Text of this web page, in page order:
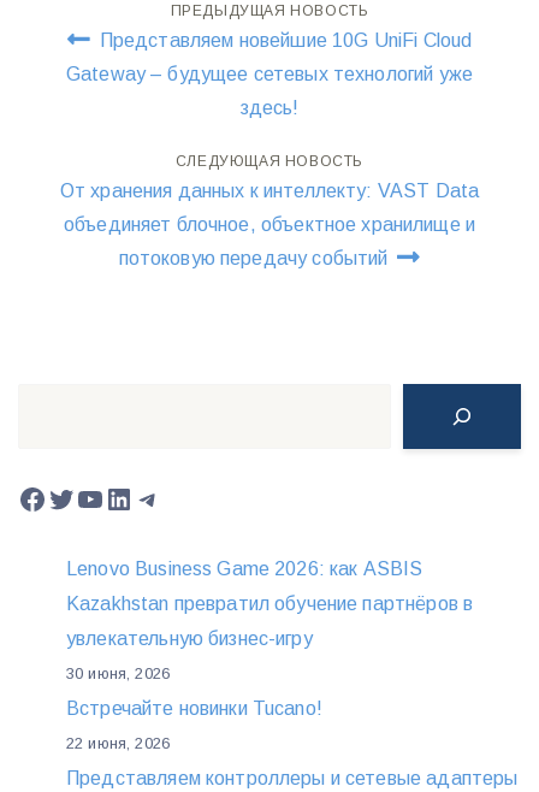
Навигация
по
ПРЕДЫДУЩАЯ НОВОСТЬ
Представляем новейшие 10G UniFi Cloud
Gateway – будущее сетевых технологий уже
здесь!
СЛЕДУЮЩАЯ НОВОСТЬ
От хранения данных к интеллекту: VAST Data
объединяет блочное, объектное хранилище и
потоковую передачу событий
Facebook
Twitter
YouTube
LinkedIn
Telegram
Lenovo Business Game 2026: как ASBIS
Kazakhstan превратил обучение партнёров в
увлекательную бизнес-игру
30 июня, 2026
Встречайте новинки Tucano!
22 июня, 2026
Представляем контроллеры и сетевые адаптеры